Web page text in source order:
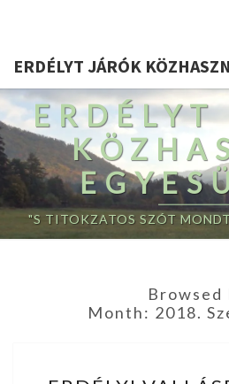
ERDÉLYT JÁRÓK
ERDÉLYT
"S TITOKZATOS SZÓT
Browsed
Month: 2018.